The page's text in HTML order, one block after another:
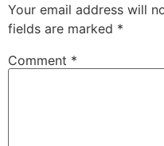
Your email address will
fields are marked *
Comment *